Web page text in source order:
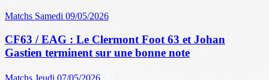
Matchs Samedi 09/05/2026
CF63 / EAG : Le Clermont Foot 63 et Johan
Gastien terminent sur une bonne note